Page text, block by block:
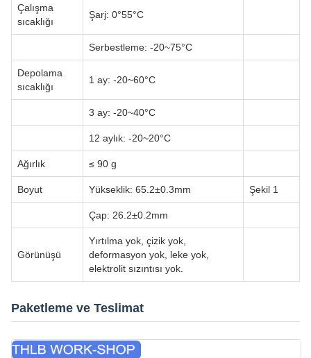
Çalışma
sıcaklığı
Şarj: 0°55°C
Serbestleme: -20~75°C
Depolama
sıcaklığı
1 ay: -20~60°C
3 ay: -20~40°C
12 aylık: -20~20°C
Ağırlık ≤ 90 g
Boyut Yükseklik: 65.2±0.3mm Şekil 1
Çap: 26.2±0.2mm
Görünüşü
Yırtılma yok, çizik yok,
deformasyon yok, leke yok,
elektrolit sızıntısı yok.
Paketleme ve Teslimat